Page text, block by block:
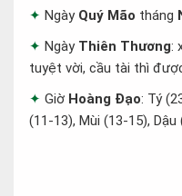
Ngày Quý Mão tháng
Ngày Thiên Thương:
tuyệt vời, cầu tài thì
Giờ Hoàng Đạo: Tý
(11-13), Mùi (13-15), Dậu